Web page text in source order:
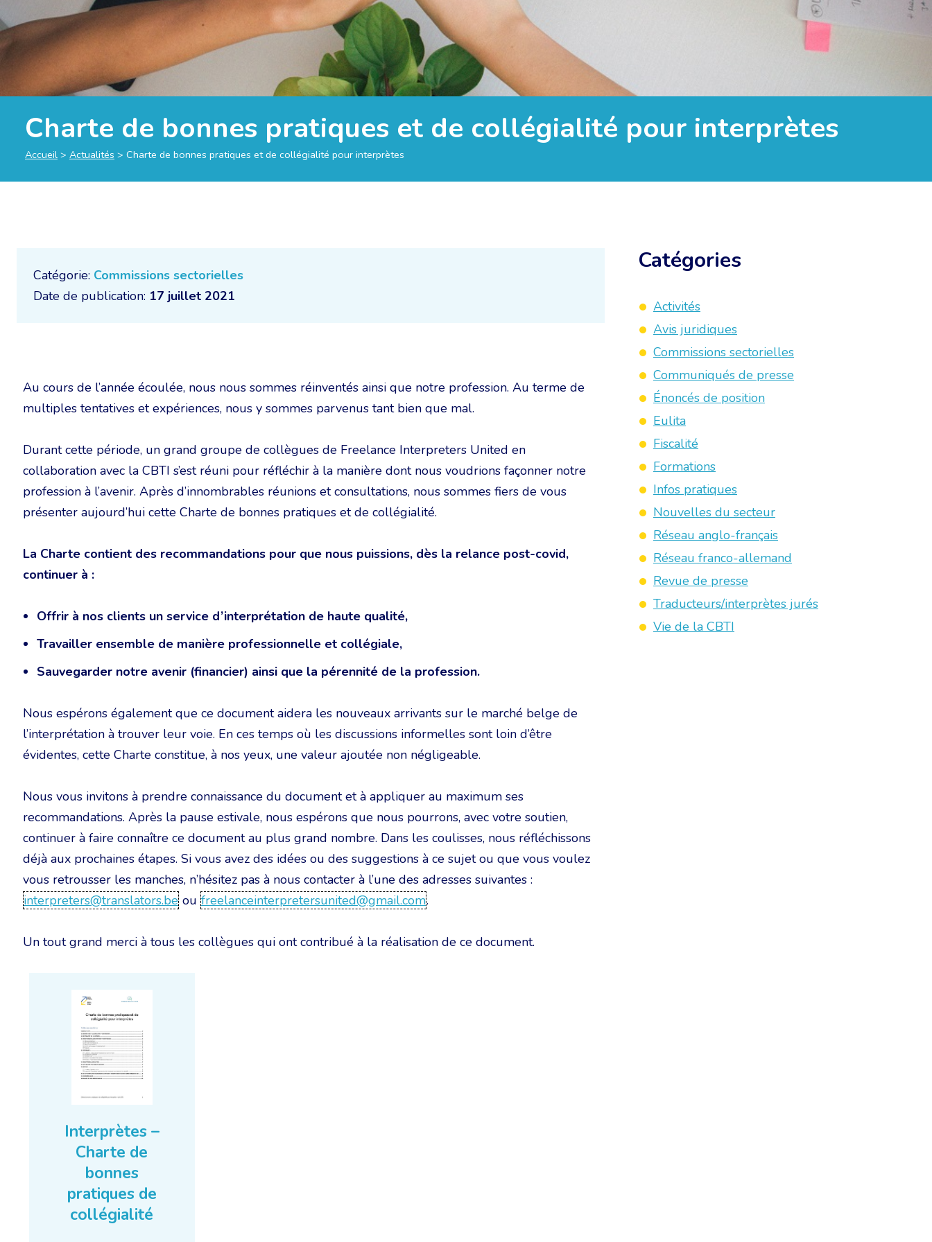
Charte de bonnes pratiques et de collégialité pour interprètes
Accueil > Actualités > Charte de bonnes pratiques et de collégialité pour interprètes
Catégorie: Commissions sectorielles
Date de publication: 17 juillet 2021
Au cours de l’année écoulée, nous nous sommes réinventés ainsi que notre profession. Au terme de
multiples tentatives et expériences, nous y sommes parvenus tant bien que mal.
Durant cette période, un grand groupe de collègues de Freelance Interpreters United en
collaboration avec la CBTI s’est réuni pour réfléchir à la manière dont nous voudrions façonner notre
profession à l’avenir. Après d’innombrables réunions et consultations, nous sommes fiers de vous
présenter aujourd’hui cette Charte de bonnes pratiques et de collégialité.
La Charte contient des recommandations pour que nous puissions, dès la relance post-covid,
continuer à :
Offrir à nos clients un service d’interprétation de haute qualité,
Travailler ensemble de manière professionnelle et collégiale,
Sauvegarder notre avenir (financier) ainsi que la pérennité de la profession.
Nous espérons également que ce document aidera les nouveaux arrivants sur le marché belge de
l’interprétation à trouver leur voie. En ces temps où les discussions informelles sont loin d’être
évidentes, cette Charte constitue, à nos yeux, une valeur ajoutée non négligeable.
Nous vous invitons à prendre connaissance du document et à appliquer au maximum ses
recommandations. Après la pause estivale, nous espérons que nous pourrons, avec votre soutien,
continuer à faire connaître ce document au plus grand nombre. Dans les coulisses, nous réfléchissons
déjà aux prochaines étapes. Si vous avez des idées ou des suggestions à ce sujet ou que vous voulez
vous retrousser les manches, n’hésitez pas à nous contacter à l’une des adresses suivantes :
interpreters@translators.be ou freelanceinterpretersunited@gmail.com.
Un tout grand merci à tous les collègues qui ont contribué à la réalisation de ce document.
Interprètes –
Charte de
bonnes
pratiques de
collégialité
Catégories
Activités
Avis juridiques
Commissions sectorielles
Communiqués de presse
Énoncés de position
Eulita
Fiscalité
Formations
Infos pratiques
Nouvelles du secteur
Réseau anglo-français
Réseau franco-allemand
Revue de presse
Traducteurs/interprètes jurés
Vie de la CBTI